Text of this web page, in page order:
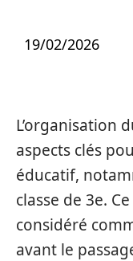
19/02/2026
L’organisation
aspects clés
éducatif,
classe de 3e.
considéré
avant le